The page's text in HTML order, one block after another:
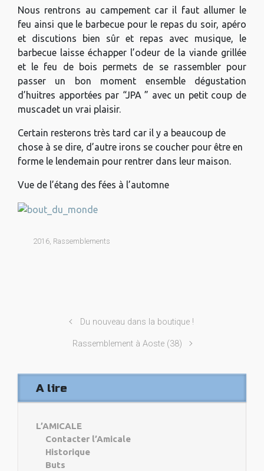
Nous rentrons au campement car il faut allumer le
feu ainsi que le barbecue pour le repas du soir, apéro
et discutions bien sûr et repas avec musique, le
barbecue laisse échapper l’odeur de la viande grillée
et le feu de bois permets de se rassembler pour
passer un bon moment ensemble dégustation
d’huitres apportées par “JPA ” avec un petit coup de
muscadet un vrai plaisir.
Certain resterons très tard car il y a beaucoup de
chose à se dire, d’autre irons se coucher pour être en
forme le lendemain pour rentrer dans leur maison.
Vue de l’étang des fées à l’automne
2016, Rassemblements
Du nouveau dans la boutique !
Rassemblement à Aoste (38)
A lire
L’AMICALE
Contacter l’Amicale
Historique
Buts